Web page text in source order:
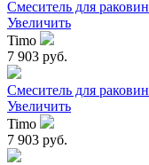
Смеситель для
Увеличить
Timo
7 903 руб.
Смеситель для
Увеличить
Timo
7 903 руб.